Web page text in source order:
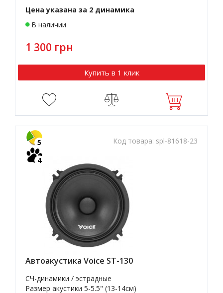
Цена указана за 2 динамика
В наличии
1 300 грн
Купить в 1 клик
Код товара: spl-81618-23
5
4
Автоакустика Voice ST-130
СЧ-динамики / эстрадные
Размер акустики 5-5.5" (13-14см)